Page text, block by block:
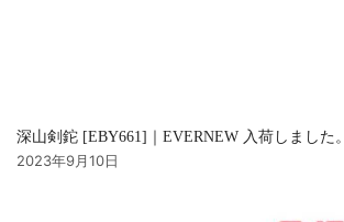
深山剣鉈 [EBY661]｜EVERNEW 入荷しました。
2023年9月10日